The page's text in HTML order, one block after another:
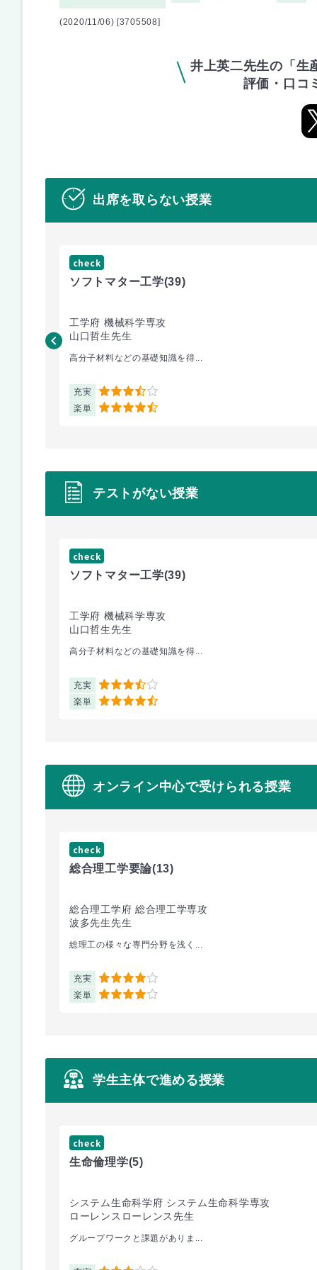
(2020/11/06) [3705508]
井上英二先生の「生
評価・口コ
出席を取らない授業
check
ソフトマター工学(39)
工学府 機械科学専攻
山口哲生先生
高分子材料などの基礎知識を得...
充実 3.5
楽単 4.5
テストがない授業
check
ソフトマター工学(39)
工学府 機械科学専攻
山口哲生先生
高分子材料などの基礎知識を得...
充実 3.5
楽単 4.5
オンライン中心で受けられる授業
check
総合理工学要論(13)
総合理工学府 総合理工学専攻
波多先生先生
総理工の様々な専門分野を浅く...
充実 4
楽単 4
学生主体で進める授業
check
生命倫理学(5)
システム生命科学府 システム生命科学専攻
ローレンスローレンス先生
グループワークと課題がありま...